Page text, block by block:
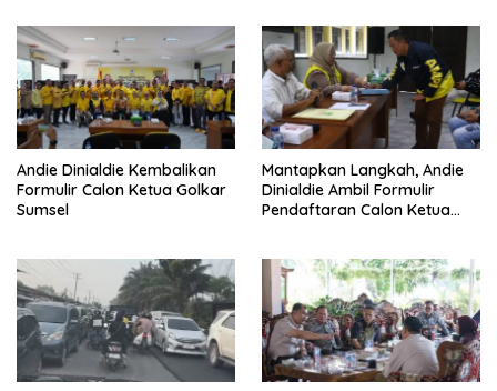
Andie Dinialdie Kembalikan
Formulir Calon Ketua Golkar
Sumsel
Mantapkan Langkah, Andie
Dinialdie Ambil Formulir
Pendaftaran Calon Ketua